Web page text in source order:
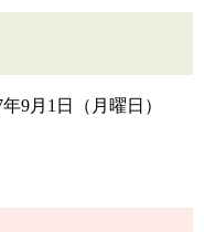
年9月1日（月曜日）